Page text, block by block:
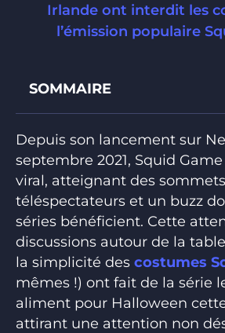
Irlande ont interdit les
l’émission populaire
SOMMAIRE
Depuis son lancement sur
septembre 2021, Squid
viral, atteignant des
téléspectateurs et un buzz
séries bénéficient. Cette
discussions autour de la
la simplicité des costumes
mêmes !) ont fait de la série
aliment pour Halloween
attirant une attention non